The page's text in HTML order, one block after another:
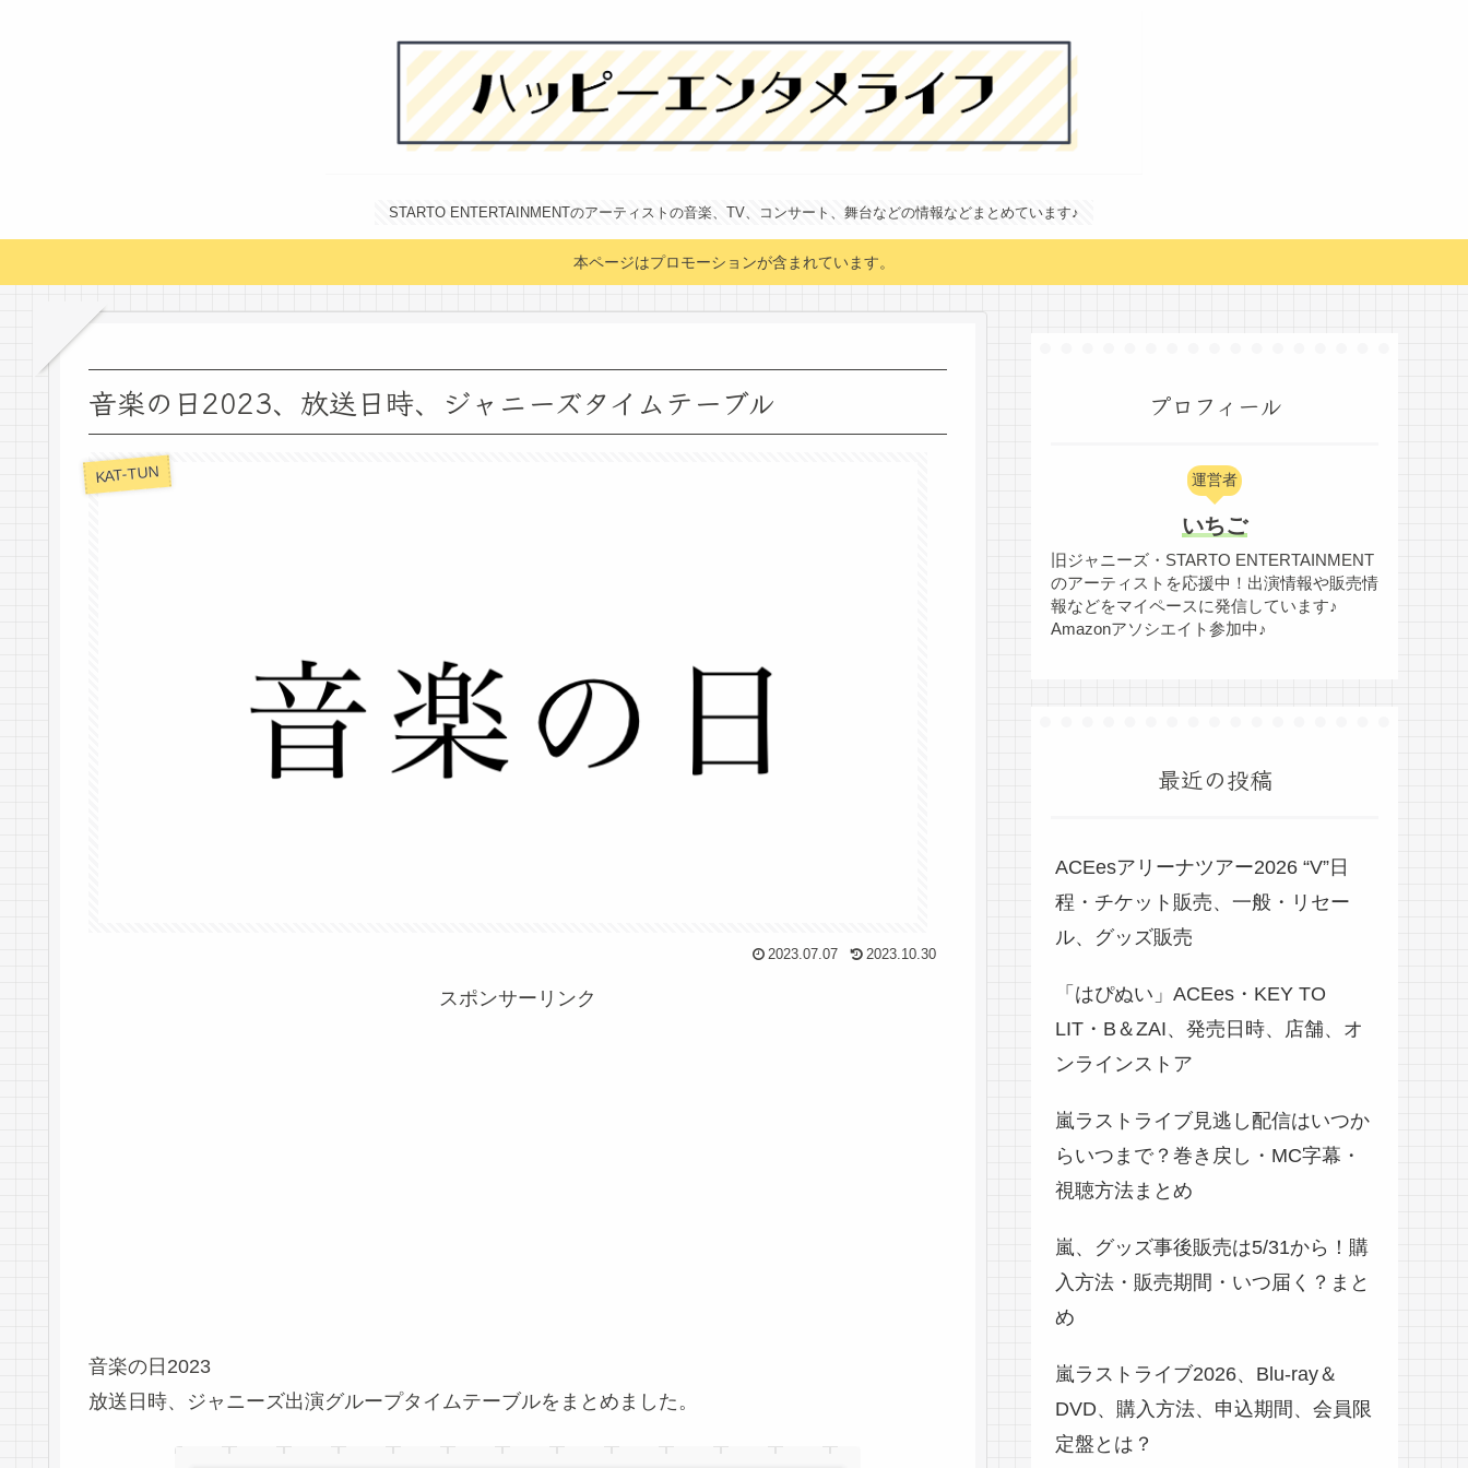
STARTO ENTERTAINMENTのアーティストの音楽、TV、コンサート、舞台などの情報などまとめています♪
本ページはプロモーションが含まれています。
音楽の日2023、放送日時、ジャニーズタイムテーブル
KAT-TUN
2023.07.07 2023.10.30
スポンサーリンク
音楽の日2023
放送日時、ジャニーズ出演グループタイムテーブルをまとめました。
プロフィール
運営者
いちご
旧ジャニーズ・STARTO ENTERTAINMENT
のアーティストを応援中！出演情報や販売情
報などをマイペースに発信しています♪
Amazonアソシエイト参加中♪
最近の投稿
ACEesアリーナツアー2026 “V”日
程・チケット販売、一般・リセー
ル、グッズ販売
「はぴぬい」ACEes・KEY TO
LIT・B＆ZAI、発売日時、店舗、オ
ンラインストア
嵐ラストライブ見逃し配信はいつか
らいつまで？巻き戻し・MC字幕・
視聴方法まとめ
嵐、グッズ事後販売は5/31から！購
入方法・販売期間・いつ届く？まと
め
嵐ラストライブ2026、Blu-ray＆
DVD、購入方法、申込期間、会員限
定盤とは？